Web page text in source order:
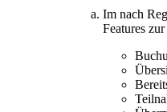
Im nach
Features